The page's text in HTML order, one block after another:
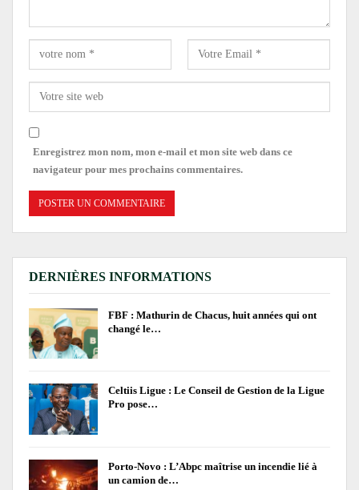
Enregistrez mon nom, mon e-mail et mon site web dans ce
navigateur pour mes prochains commentaires.
DERNIÈRES INFORMATIONS
FBF : Mathurin de Chacus, huit années qui ont
changé le…
Celtiis Ligue : Le Conseil de Gestion de la Ligue
Pro pose…
Porto-Novo : L’Abpc maîtrise un incendie lié à
un camion de…